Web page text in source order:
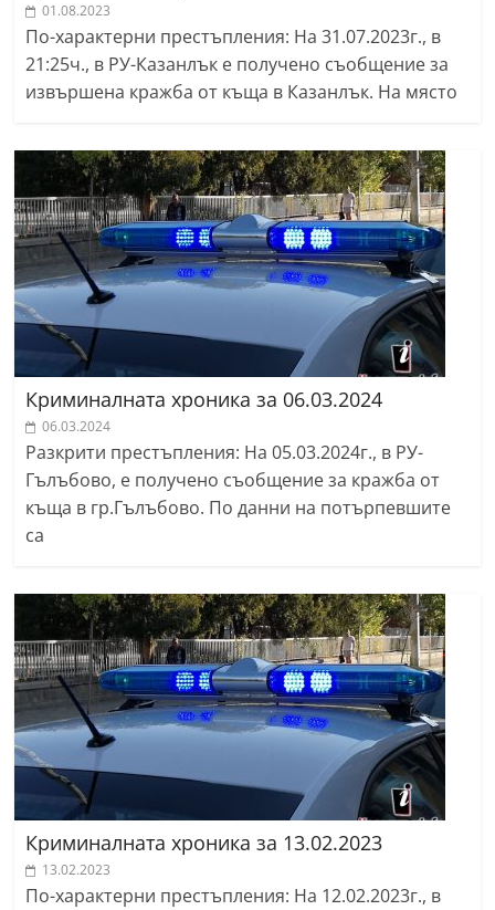
01.08.2023
По-характерни престъпления: На 31.07.2023г., в
21:25ч., в РУ-Казанлък е получено съобщение за
извършена кражба от къща в Казанлък. На място
Криминалната хроника за 06.03.2024
06.03.2024
Разкрити престъпления: На 05.03.2024г., в РУ-
Гълъбово, е получено съобщение за кражба от
къща в гр.Гълъбово. По данни на потърпевшите
са
Криминалната хроника за 13.02.2023
13.02.2023
По-характерни престъпления: На 12.02.2023г., в